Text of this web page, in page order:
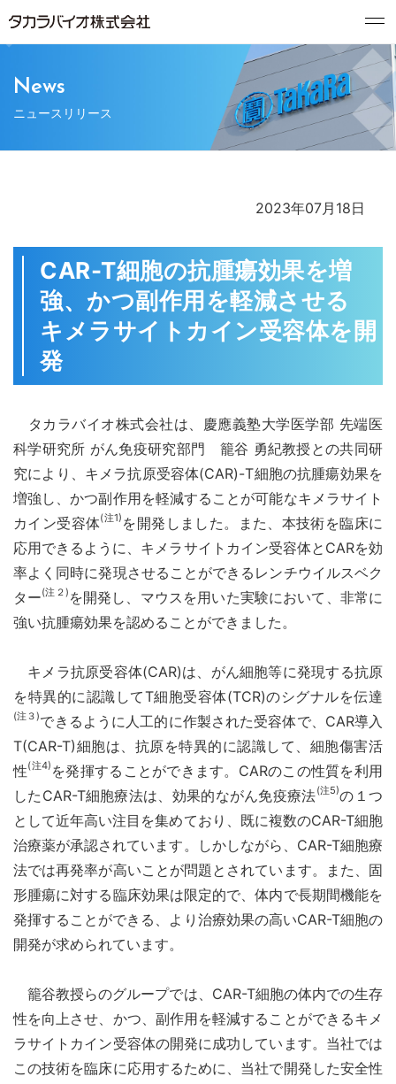
News
ニュースリリース
2023年07月18日
CAR-T細胞の抗腫瘍効果を増
強、かつ副作用を軽減させる
キメラサイトカイン受容体を開
発
タカラバイオ株式会社は、慶應義塾大学医学部 先端医
科学研究所 がん免疫研究部門 籠谷 勇紀教授との共同研
究により、キメラ抗原受容体(CAR)-T細胞の抗腫瘍効果を
増強し、かつ副作用を軽減することが可能なキメラサイト
カイン受容体(注1) を開発しました。また、本技術を臨床に
応用できるように、キメラサイトカイン受容体とCARを効
率よく同時に発現させることができるレンチウイルスベク
ター(注２) を開発し、マウスを用いた実験において、非常に
強い抗腫瘍効果を認めることができました。
キメラ抗原受容体(CAR)は、がん細胞等に発現する抗原
を特異的に認識してT細胞受容体(TCR)のシグナルを伝達
(注３)できるように人工的に作製された受容体で、CAR導入
T(CAR-T)細胞は、抗原を特異的に認識して、細胞傷害活
性(注4) を発揮することができます。CARのこの性質を利用
したCAR-T細胞療法は、効果的ながん免疫療法(注5)の１つ
として近年高い注目を集めており、既に複数のCAR-T細胞
治療薬が承認されています。しかしながら、CAR-T細胞療
法では再発率が高いことが問題とされています。また、固
形腫瘍に対する臨床効果は限定的で、体内で長期間機能を
発揮することができる、より治療効果の高いCAR-T細胞の
開発が求められています。
籠谷教授らのグループでは、CAR-T細胞の体内での生存
性を向上させ、かつ、副作用を軽減することができるキメ
ラサイトカイン受容体の開発に成功しています。当社では
この技術を臨床に応用するために、当社で開発した安全性